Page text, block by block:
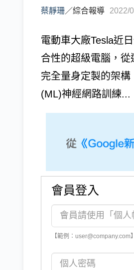
蔡靜珊／綜合報導 2022/
電動車大廠Tesla近
合性的超級電腦，
完全量身定製的架
(ML)神經網路訓練...
會員登入
【範例：user@company.com】